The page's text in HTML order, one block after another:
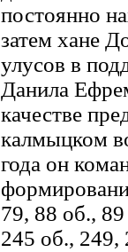
постоянно
затем хане
улусов в
Данила
качестве
калмыцком
года он
79, 88 об.,
245 об.,